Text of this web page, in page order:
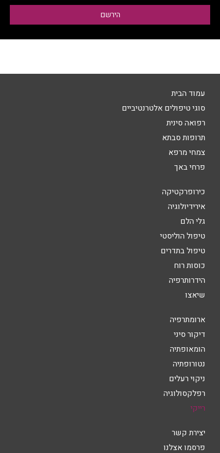
הירשם
עמוד הבית
סוגי טיפולים אלטרנטיביים
רפואה סינית
תרופות סבתא
צמחי מרפא
פרחי באך
כירופרקטיקה
אירידיולוגיה
גלי הלם
טיפול הוליסטי
טיפול בתדרים
כוסות רוח
הידרותרפיה
שיאצו
ארומתרפיה
דיקור סיני
הומאופתיה
נטורופתיה
ניקוי רעלים
רפלקסולוגיה
רייקי
יצירת קשר
פרסמו אצלנו